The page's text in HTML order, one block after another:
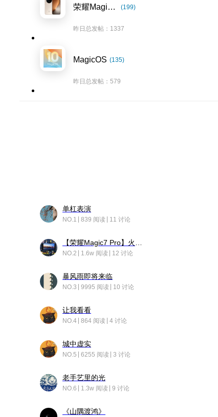
荣耀Magic8系列 (199)
昨日总发帖：1337
MagicOS (135)
昨日总发帖：579
单杠表演
NO.1 839 阅读 11 讨论
NO.2 1.6w 阅读 12 讨论
暴风雨即将来临
NO.3 9995 阅读 10 讨论
让我看看
NO.4 864 阅读 4 讨论
城中虚实
NO.5 6255 阅读 3 讨论
老手艺里的光
NO.6 1.3w 阅读 9 讨论
《山隅渡鸿》